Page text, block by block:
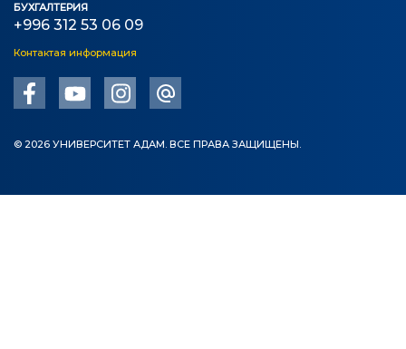
БУХГАЛТЕРИЯ
+996 312 53 06 09
Контактая информация
© 2026 УНИВЕРСИТЕТ АДАМ. ВСЕ ПРАВА ЗАЩИЩЕНЫ.